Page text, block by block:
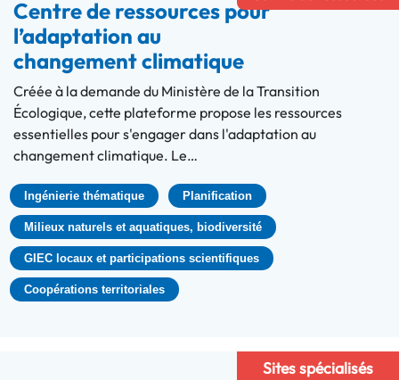
Centre de ressources pour
l’adaptation au
changement climatique
Créée à la demande du Ministère de la Transition
Écologique, cette plateforme propose les ressources
essentielles pour s'engager dans l'adaptation au
changement climatique. Le…
Ingénierie thématique Planification
Milieux naturels et aquatiques, biodiversité
GIEC locaux et participations scientifiques
Coopérations territoriales
Sites spécialisés